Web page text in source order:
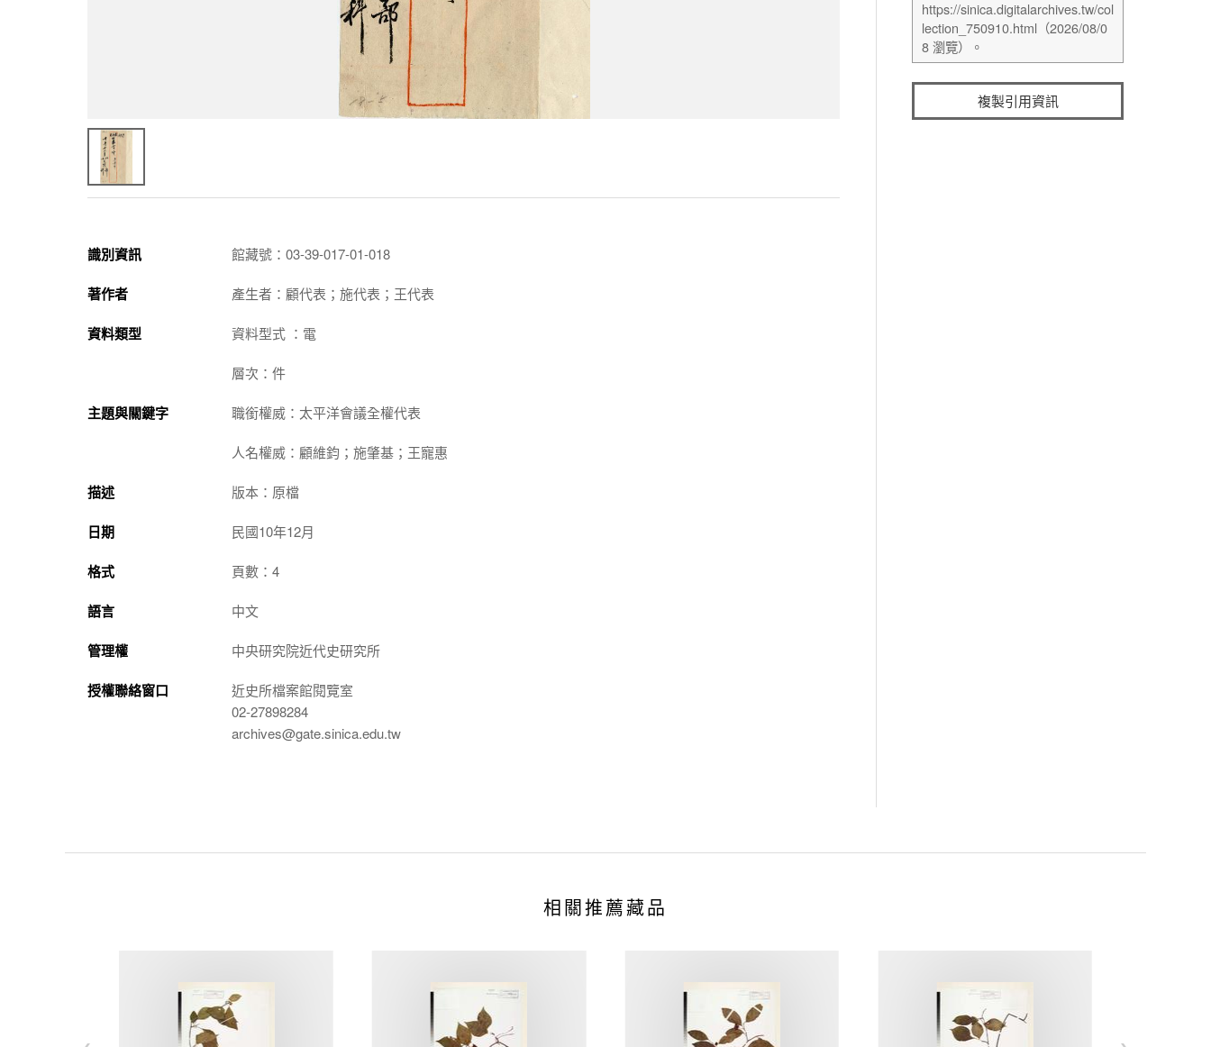
識別資訊 館藏號：03-39-017-01-018
著作者 產生者：顧代表；施代表；王代表
資料類型 資料型式 ：電
層次：件
主題與關鍵字 職銜權威：太平洋會議全權代表
人名權威：顧維鈞；施肇基；王寵惠
描述 版本：原檔
日期 民國10年12月
格式 頁數：4
語言 中文
管理權 中央研究院近代史研究所
授權聯絡窗口
近史所檔案館閱覽室
02-27898284
archives@gate.sinica.edu.tw
複製引用資訊
相關推薦藏品